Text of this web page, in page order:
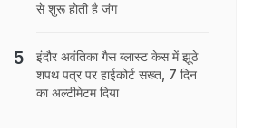
से शुरू होती है जंग
इंदौर अवंतिका गैस ब्लास्ट केस में झूठे
शपथ पत्र पर हाईकोर्ट सख्त, 7 दिन
का अल्टीमेटम दिया